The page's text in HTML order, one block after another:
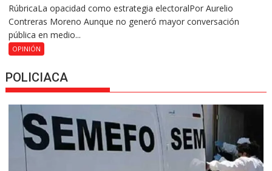
RúbricaLa opacidad como estrategia electoralPor Aurelio
Contreras Moreno Aunque no generó mayor conversación
pública en medio...
OPINIÓN
POLICIACA